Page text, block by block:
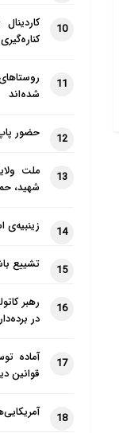
10
11
شده‌اند
12 حضور پاپ
13
ملت
شهید،
14
15 تشییع
16
رهبر
در
17
آماده
قوانین
18